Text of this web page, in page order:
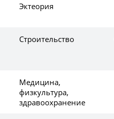
Эктеория
Строительство
Медицина,
физкультура,
здравоохранение